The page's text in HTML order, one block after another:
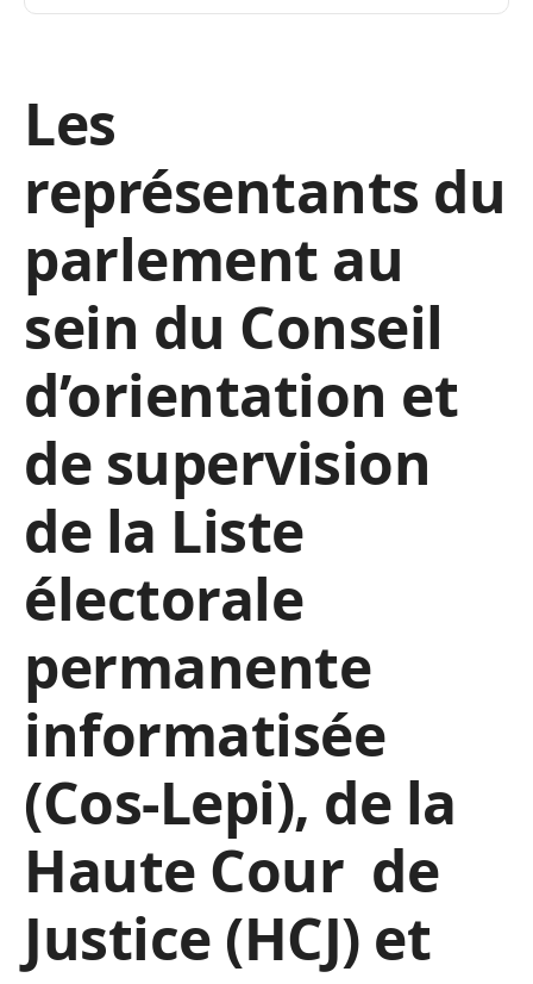
Les
représentants du
parlement au
sein du Conseil
d’orientation et
de supervision
de la Liste
électorale
permanente
informatisée
(Cos-Lepi), de la
Haute Cour de
Justice (HCJ) et